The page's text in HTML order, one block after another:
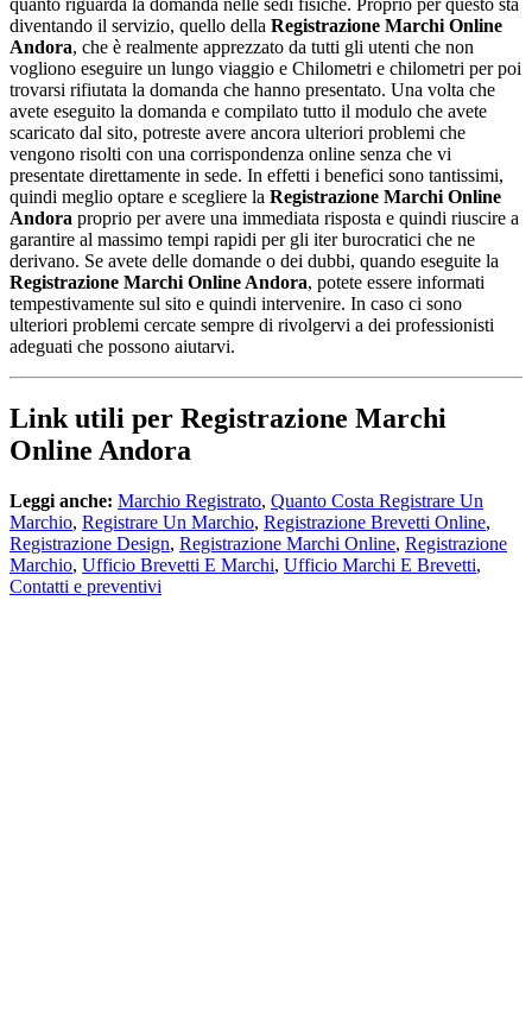
quanto riguarda la domanda nelle sedi fisiche. Proprio per questo sta
diventando il servizio, quello della Registrazione Marchi Online
Andora, che è realmente apprezzato da tutti gli utenti che non
vogliono eseguire un lungo viaggio e Chilometri e chilometri per poi
trovarsi rifiutata la domanda che hanno presentato. Una volta che
avete eseguito la domanda e compilato tutto il modulo che avete
scaricato dal sito, potreste avere ancora ulteriori problemi che
vengono risolti con una corrispondenza online senza che vi
presentate direttamente in sede. In effetti i benefici sono tantissimi,
quindi meglio optare e scegliere la Registrazione Marchi Online
Andora proprio per avere una immediata risposta e quindi riuscire a
garantire al massimo tempi rapidi per gli iter burocratici che ne
derivano. Se avete delle domande o dei dubbi, quando eseguite la
Registrazione Marchi Online Andora, potete essere informati
tempestivamente sul sito e quindi intervenire. In caso ci sono
ulteriori problemi cercate sempre di rivolgervi a dei professionisti
adeguati che possono aiutarvi.
Link utili per Registrazione Marchi
Online Andora
Leggi anche: Marchio Registrato, Quanto Costa Registrare Un
Marchio, Registrare Un Marchio, Registrazione Brevetti Online,
Registrazione Design, Registrazione Marchi Online, Registrazione
Marchio, Ufficio Brevetti E Marchi, Ufficio Marchi E Brevetti,
Contatti e preventivi